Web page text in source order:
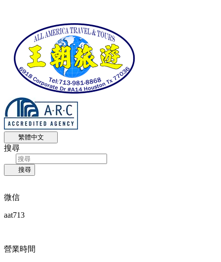
繁體中文
搜尋
搜尋
微信
aat713
營業時間